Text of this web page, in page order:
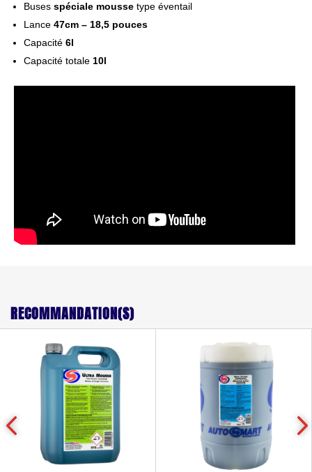
Buses spéciale mousse type éventail
Lance 47cm – 18,5 pouces
Capacité 6l
Capacité totale 10l
RECOMMANDATION(S)